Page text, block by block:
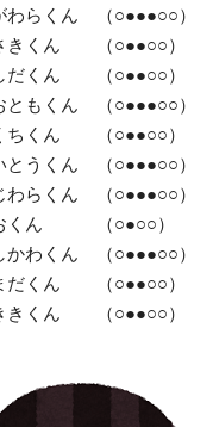
らくん （○●●●○○）
きくん （○●●○○）
くん （○●●○○）
もくん （○●●●○○）
くん （○●●○○）
うくん （○●●●○○）
らくん （○●●●○○）
くん （○●○○）
わくん （○●●●○○）
くん （○●●○○）
くん （○●●○○）